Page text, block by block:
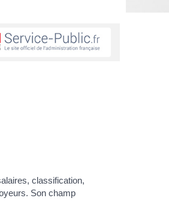
classification,
Son champ